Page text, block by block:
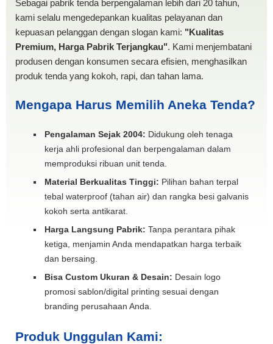
Sebagai pabrik tenda berpengalaman lebih dari 20 tahun,
kami selalu mengedepankan kualitas pelayanan dan
kepuasan pelanggan dengan slogan kami: "Kualitas
Premium, Harga Pabrik Terjangkau". Kami menjembatani
produsen dengan konsumen secara efisien, menghasilkan
produk tenda yang kokoh, rapi, dan tahan lama.
Mengapa Harus Memilih Aneka Tenda?
Pengalaman Sejak 2004: Didukung oleh tenaga
kerja ahli profesional dan berpengalaman dalam
memproduksi ribuan unit tenda.
Material Berkualitas Tinggi: Pilihan bahan terpal
tebal waterproof (tahan air) dan rangka besi galvanis
kokoh serta antikarat.
Harga Langsung Pabrik: Tanpa perantara pihak
ketiga, menjamin Anda mendapatkan harga terbaik
dan bersaing.
Bisa Custom Ukuran & Desain: Desain logo
promosi sablon/digital printing sesuai dengan
branding perusahaan Anda.
Produk Unggulan Kami: